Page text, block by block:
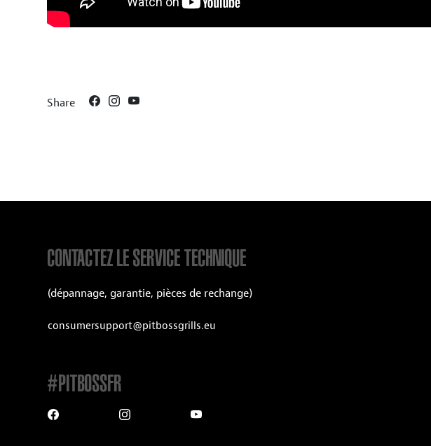
Share
CONTACTEZ LE SERVICE TECHNIQUE
(dépannage, garantie, pièces de rechange)
consumersupport@pitbossgrills.eu
#PITBOSSFR